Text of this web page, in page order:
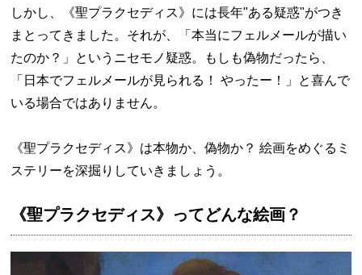
しかし、《聖プラクセディス》には長年"ある疑惑"がつき
まとってきました。それが、「本当にフェルメールが描い
たのか？」というニセモノ疑惑。もしも偽物だったら、
「日本でフェルメールが見られる！ やったー！」と喜んで
いる場合ではありません。
《聖プラクセディス》は本物か、偽物か？ 絵画をめぐるミ
ステリーを深掘りしていきましょう。
《聖プラクセディス》ってどんな絵画？